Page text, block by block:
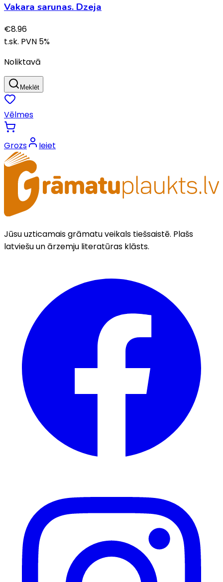
Vakara sarunas. Dzeja
€8.96
t.sk. PVN 5%
Noliktavā
Meklēt
Vēlmes
Grozs Ieiet
Jūsu uzticamais grāmatu veikals tiešsaistē. Plašs
latviešu un ārzemju literatūras klāsts.